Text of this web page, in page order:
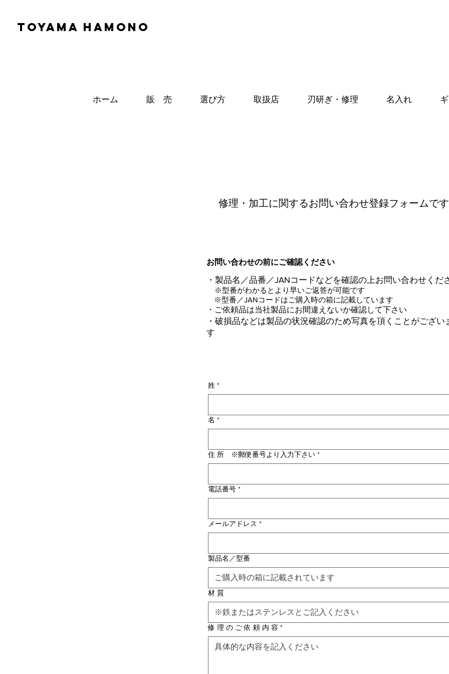
TOYAMA HAMONO
ホーム 販 売 選び方 取扱店 刃研ぎ・修理 名入れ
修理・加工に関するお問い合わせ登録フォームです
お問い合わせの前にご確認ください
・製品名／品番／JANコードなどを確認の上お問い合わせくだ
※型番がわかるとより早いご返答が可能です
​ ※型番／JANコードはご購入時の箱に記載しています
​・ご依頼品は当社製品にお間違えないか確認して下さい
・破損品などは製品の状況確認のため写真を頂くことがござい
す
姓 *
名 *
住 所 ※郵便番号より入力下さい *
電話番号 *
メールアドレス *
製品名／型番
材 質
修 理 の ご 依 頼 内 容 *